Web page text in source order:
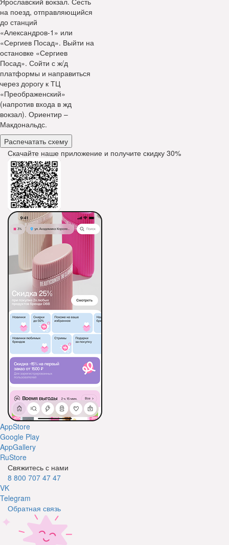
на поезд, отправляющийся
до станций
«Александров-1» или
«Сергиев Посад». Выйти на
остановке «Сергиев
Посад». Сойти с ж/д
платформы и направиться
через дорогу к ТЦ
«Преображенский»
(напротив входа в жд
вокзал). Ориентир –
Макдональдс.
Распечатать схему
Скачайте наше приложение и получите скидку 30%
AppStore
Google Play
AppGallery
RuStore
Свяжитесь с нами
8 800 707 47 47
VK
Telegram
Обратная связь